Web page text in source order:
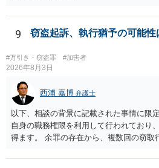
9 窃盗起訴、執行猶予の可能性
#万引き・窃盗罪 #加害者
2026年8月3日
西浦 嘉博 弁護士
以下、相談の背景に記載された事情に限
自身の職務権限を利用して行われており
得ます。 余罪の存在から、複数回の窃取
ると思われます。 他方、余罪を含めた全